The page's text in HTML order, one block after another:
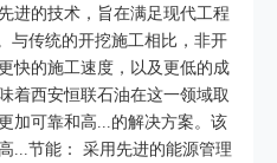
进的技术，旨在满足现代工程
与传统的开挖施工相比，非开
快的施工速度，以及更低的成
着西安恒联石油在这一领域取
加可靠和高...的解决方案。该
...节能： 采用先进的能源管理